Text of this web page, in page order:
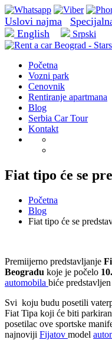
Uslovi najma
English
Srpski
Početna
Vozni park
Cenovnik
Rentiranje apartmana
Blog
Serbia Car Tour
Kontakt
Fiat tipo će se
Početna
Blog
Fiat tipo će se
Premiijerno predstavljanje
Beogradu koje je počelo
automobila biće
Svi koju budu posetili
Fiat Tipa koji će biti
posetilac ove sportske
najnoviji Fijatov model